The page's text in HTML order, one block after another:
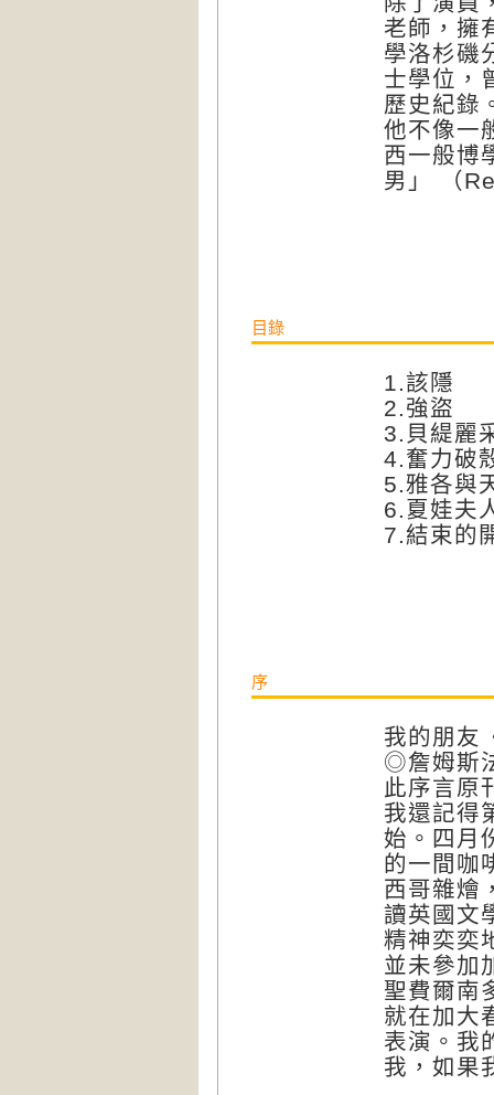
老師，擁
學洛杉磯
士學位，
歷史紀錄
他不像一
西一般博
男」 （
目錄
1.該隱
2.
3.貝
4.奮
5.雅
6.夏
7.結
序
我的朋友
◎詹姆斯
此序言原
我還記得
始。四月
的一間咖
西哥雜燴
讀英國文
精神奕奕
並未參加
聖費爾南
就在加大
表演。我
我，如果